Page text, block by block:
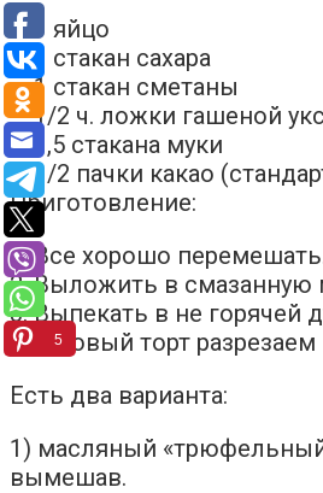
— 1 яйцо
— 1 стакан сахара
— 1 стакан сметаны
— 1/2 ч. ложки гашеной
— 1,5 стакана муки
— 1/2 пачки какао
Приготовление:
1. Все хорошо
2. Выложить в смазанную
3. Выпекать в не горячей
4. Готовый торт
Есть два варианта:
1) масляный
вымешав.
5